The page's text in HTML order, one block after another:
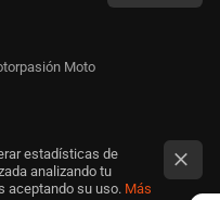
Moto
estadísticas de
analizando tu
aceptando su uso. Más